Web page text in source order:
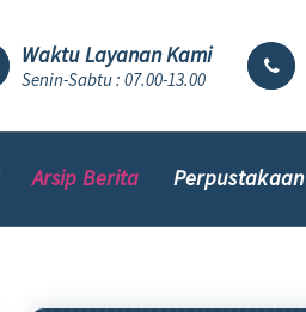
Waktu Layanan Kami
Senin-Sabtu : 07.00-13.00
Arsip Berita Perpustakaan